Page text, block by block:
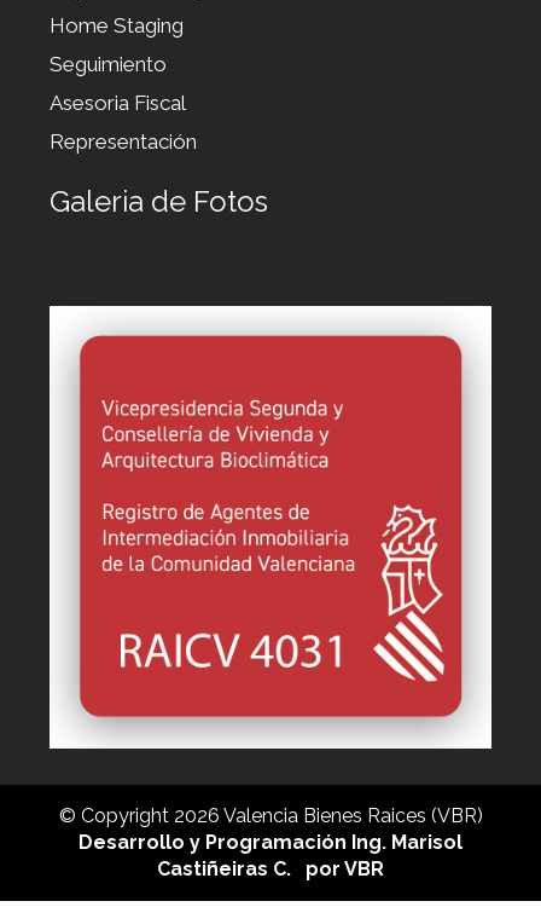
Home Staging
Seguimiento
Asesoria Fiscal
Representación
Galeria de Fotos
© Copyright 2026 Valencia Bienes Raices (VBR)
Desarrollo y Programación Ing. Marisol
Castiñeiras C.
por VBR